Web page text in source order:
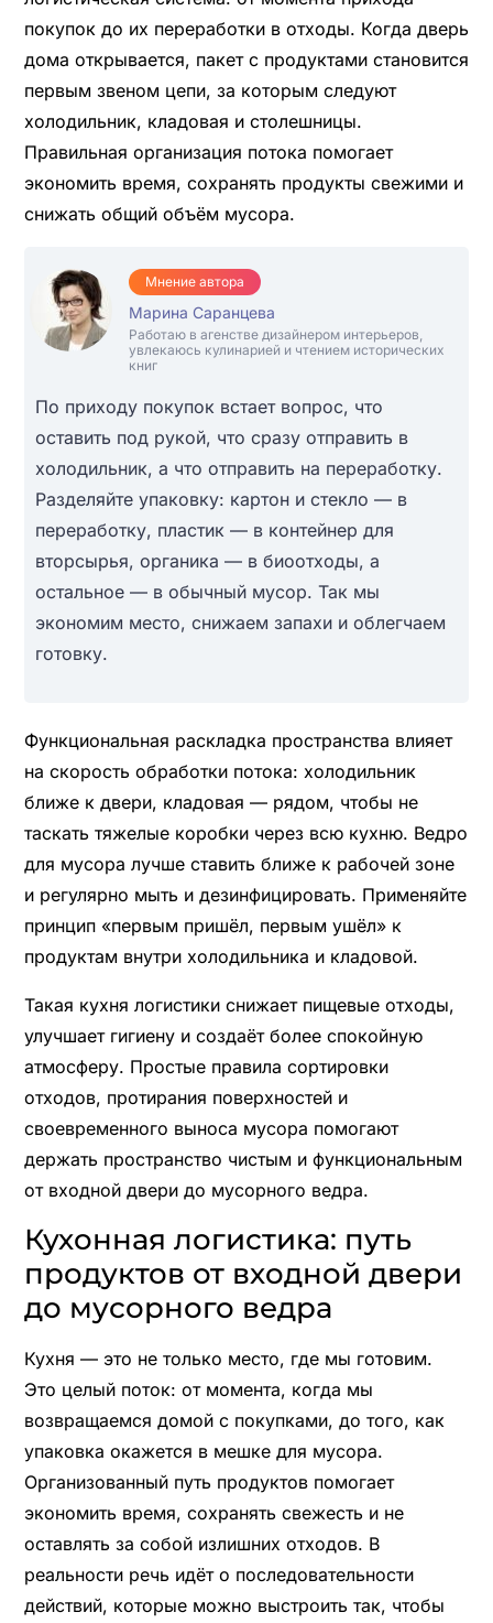
покупок до их переработки в отходы. Когда дверь
дома открывается, пакет с продуктами становится
первым звеном цепи, за которым следуют
холодильник, кладовая и столешницы.
Правильная организация потока помогает
экономить время, сохранять продукты свежими и
снижать общий объём мусора.
Мнение автора
Марина Саранцева
Работаю в агенстве дизайнером интерьеров,
увлекаюсь кулинарией и чтением исторических
книг
По приходу покупок встает вопрос, что
оставить под рукой, что сразу отправить в
холодильник, а что отправить на переработку.
Разделяйте упаковку: картон и стекло — в
переработку, пластик — в контейнер для
вторсырья, органика — в биоотходы, а
остальное — в обычный мусор. Так мы
экономим место, снижаем запахи и облегчаем
готовку.
Функциональная раскладка пространства влияет
на скорость обработки потока: холодильник
ближе к двери, кладовая — рядом, чтобы не
таскать тяжелые коробки через всю кухню. Ведро
для мусора лучше ставить ближе к рабочей зоне
и регулярно мыть и дезинфицировать. Применяйте
принцип «первым пришёл, первым ушёл» к
продуктам внутри холодильника и кладовой.
Такая кухня логистики снижает пищевые отходы,
улучшает гигиену и создаёт более спокойную
атмосферу. Простые правила сортировки
отходов, протирания поверхностей и
своевременного выноса мусора помогают
держать пространство чистым и функциональным
от входной двери до мусорного ведра.
Кухонная логистика: путь
продуктов от входной двери
до мусорного ведра
Кухня — это не только место, где мы готовим.
Это целый поток: от момента, когда мы
возвращаемся домой с покупками, до того, как
упаковка окажется в мешке для мусора.
Организованный путь продуктов помогает
экономить время, сохранять свежесть и не
оставлять за собой излишних отходов. В
реальности речь идёт о последовательности
действий, которые можно выстроить так, чтобы